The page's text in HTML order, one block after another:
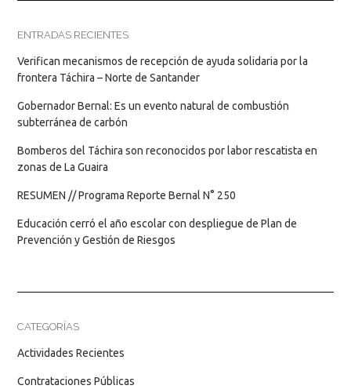
ENTRADAS RECIENTES
Verifican mecanismos de recepción de ayuda solidaria por la
frontera Táchira – Norte de Santander
Gobernador Bernal: Es un evento natural de combustión
subterránea de carbón
Bomberos del Táchira son reconocidos por labor rescatista en
zonas de La Guaira
RESUMEN // Programa Reporte Bernal N° 250
Educación cerró el año escolar con despliegue de Plan de
Prevención y Gestión de Riesgos
CATEGORÍAS
Actividades Recientes
Contrataciones Públicas